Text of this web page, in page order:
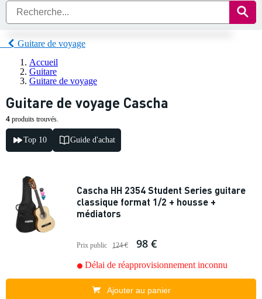
Guitare de voyage
Accueil
Guitare
Guitare de voyage
Guitare de voyage Cascha
4 produits trouvés.
Top 10 Guide d'achat
Cascha HH 2354 Student Series guitare
classique format 1/2 + housse +
médiators
Prix public 124 € 98 €
Délai de réapprovisionnement inconnu
Ajouter au panier